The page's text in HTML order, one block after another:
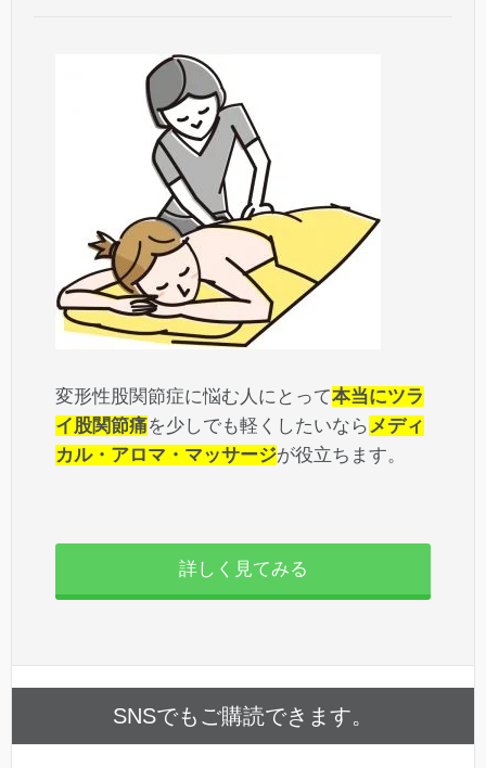
変形性股関節症に悩む人にとって本当にツラ
イ股関節痛を少しでも軽くしたいならメディ
カル・アロマ・マッサージが役立ちます。
詳しく見てみる
SNSでもご購読できます。